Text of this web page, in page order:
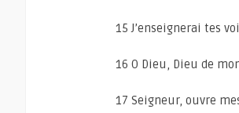
15 J’enseignerai tes
16 O Dieu, Dieu de
17 Seigneur, ouvre